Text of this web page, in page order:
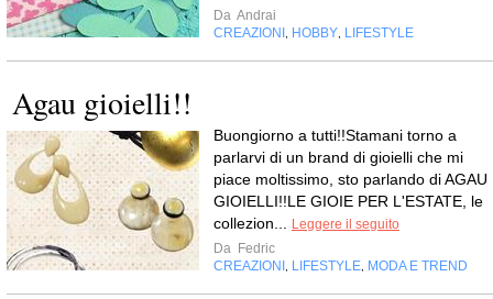
Da Andrai
CREAZIONI
HOBBY LIFESTYLE
Agau gioielli!!
Buongiorno a tutti!!Stamani torno a
parlarvi di un brand di gioielli che mi
piace moltissimo, sto parlando di AGAU
GIOIELLI!!LE GIOIE PER L'ESTATE, le
collezion...
Leggere il seguito
Da Fedric
CREAZIONI
LIFESTYLE MODA E TREND